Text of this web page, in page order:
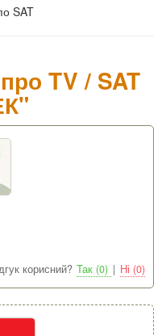
SAT
TV / SAT
корисний? Так (0) | Ні (0)